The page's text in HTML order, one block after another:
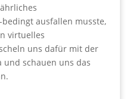
ausfallen musste,
virtuelles
uns dafür mit der
und schauen uns das